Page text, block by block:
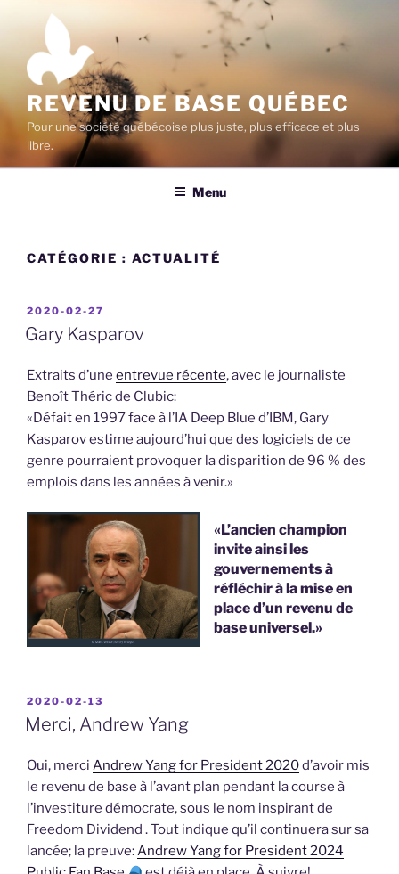
contenu
principal
REVENU DE BASE QUÉBEC
Pour une société québécoise plus juste, plus efficace et plus
libre.
Menu
CATÉGORIE : ACTUALITÉ
PUBLIÉ
LE
2020-02-27
Gary Kasparov
Extraits d’une entrevue récente, avec le journaliste
Benoît Théric de Clubic:
«Défait en 1997 face à l’IA Deep Blue d’IBM, Gary
Kasparov estime aujourd’hui que des logiciels de ce
genre pourraient provoquer la disparition de 96 % des
emplois dans les années à venir.»
«L’ancien champion
invite ainsi les
gouvernements à
réfléchir à la mise en
place d’un revenu de
base universel.»
PUBLIÉ
LE
2020-02-13
Merci, Andrew Yang
Oui, merci Andrew Yang for President 2020d’avoir mis
le revenu de base à l’avant plan pendant la course à
l’investiture démocrate, sous le nom inspirant de
Freedom Dividend . Tout indique qu’il continuera sur sa
lancée; la preuve:Andrew Yang for President 2024